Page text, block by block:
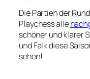
Die Partien der
Playchess alle
schöner und klarer
und Falk diese
sehen!